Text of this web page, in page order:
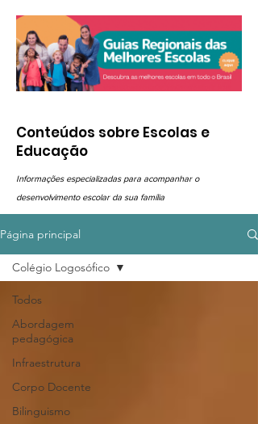
Conteúdos sobre Escolas e
Educação
Informações especializadas para acompanhar o
desenvolvimento escolar da sua família
Página principal
Todos
Abordagem
pedagógica
Infraestrutura
Corpo Docente
Bilinguismo
Colégio Logosófico